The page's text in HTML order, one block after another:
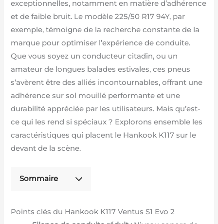
exceptionnelles, notamment en matière d’adhérence
et de faible bruit. Le modèle 225/50 R17 94Y, par
exemple, témoigne de la recherche constante de la
marque pour optimiser l’expérience de conduite.
Que vous soyez un conducteur citadin, ou un
amateur de longues balades estivales, ces pneus
s’avèrent être des alliés incontournables, offrant une
adhérence sur sol mouillé performante et une
durabilité appréciée par les utilisateurs. Mais qu’est-
ce qui les rend si spéciaux ? Explorons ensemble les
caractéristiques qui placent le Hankook K117 sur le
devant de la scène.
Sommaire
Points clés du Hankook K117 Ventus S1 Evo 2